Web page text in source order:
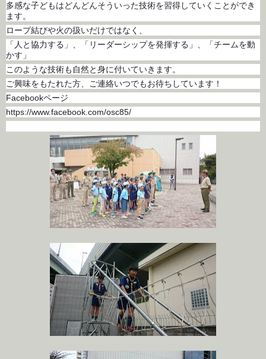
多感な子どもはどんどんそういった技術を習得していくことができ
ます。
ロープ結びや火の扱いだけではなく、
「人と協力する」、「リーダーシップを発揮する」、「チームを動
かす」
このような技術も自然と身に付いていきます。
ご興味をもたれた方、ご連絡いつでもお待ちしています！
Facebookページ
https://www.facebook.com/osc85/